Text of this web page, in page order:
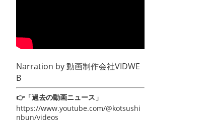
Narration by動画制作会社VIDWE
B
👉「過去の動画ニュース」
https://www.youtube.com/@kotsushi
nbun/videos